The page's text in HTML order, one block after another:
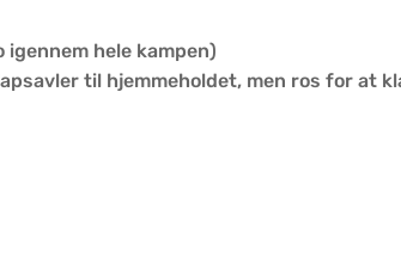
hele kampen)
til hjemmeholdet, men ros for at